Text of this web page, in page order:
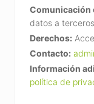
Comunicación
datos a
Derechos:
Contacto:
Información
política de